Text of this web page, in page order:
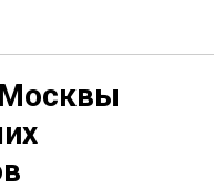
Москвы